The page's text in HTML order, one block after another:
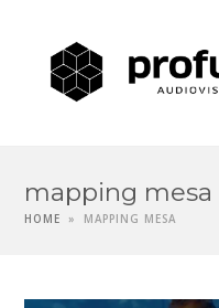
mapping mesa
HOME » MAPPING MESA